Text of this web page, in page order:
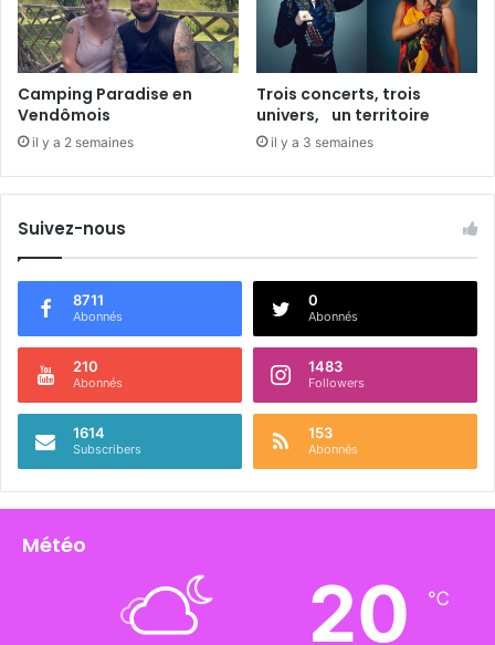
G
r
a
n
d
M
n
g
Camping Paradise en
Vendômois
il y a 2 semaines
Trois concerts, trois
univers, un territoire
il y a 3 semaines
Suivez-nous
8711
Abonnés
0
Abonnés
210
Abonnés
1483
Followers
1614
Subscribers
153
Abonnés
Météo
20 ℃